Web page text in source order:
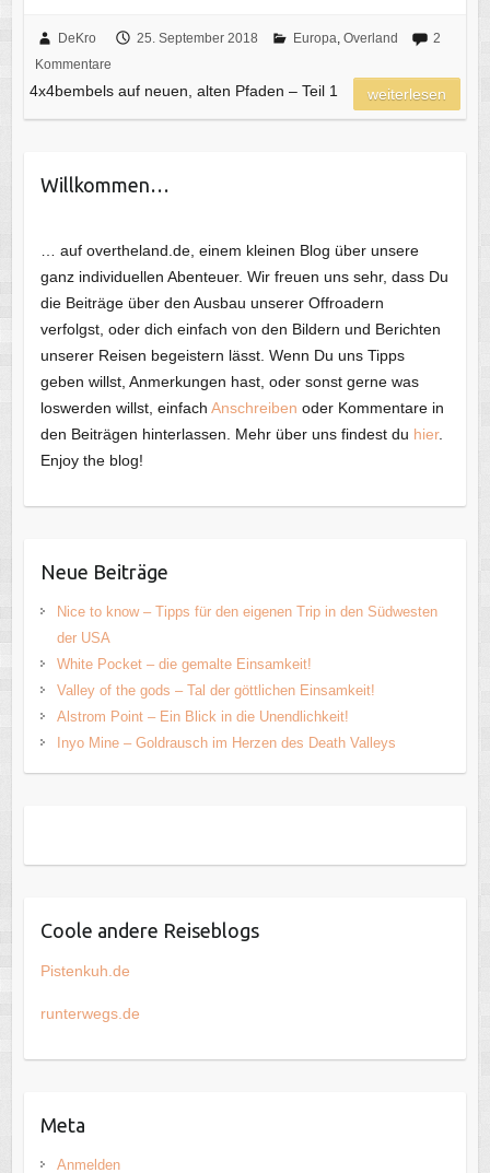
DeKro 25. September 2018 Europa, Overland
2
Kommentare
4x4bembels auf neuen, alten Pfaden – Teil 1 weiterlesen
Willkommen…
… auf overtheland.de, einem kleinen Blog über unsere
ganz individuellen Abenteuer. Wir freuen uns sehr, dass Du
die Beiträge über den Ausbau unserer Offroadern
verfolgst, oder dich einfach von den Bildern und Berichten
unserer Reisen begeistern lässt. Wenn Du uns Tipps
geben willst, Anmerkungen hast, oder sonst gerne was
loswerden willst, einfach Anschreiben oder Kommentare in
den Beiträgen hinterlassen. Mehr über uns findest du hier.
Enjoy the blog!
Neue Beiträge
Nice to know – Tipps für den eigenen Trip in den Südwesten
der USA
White Pocket – die gemalte Einsamkeit!
Valley of the gods – Tal der göttlichen Einsamkeit!
Alstrom Point – Ein Blick in die Unendlichkeit!
Inyo Mine – Goldrausch im Herzen des Death Valleys
Coole andere Reiseblogs
Pistenkuh.de
runterwegs.de
Meta
Anmelden